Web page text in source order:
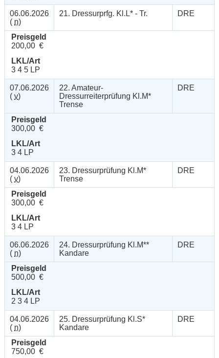
06.06.2026
( n)
21. Dressurprfg. Kl.L* - Tr. DRE
Preisgeld
200,00 €
LKL/Art
3 4 5 LP
07.06.2026
( v)
22. Amateur-
Dressurreiterprüfung Kl.M*
Trense
DRE
Preisgeld
300,00 €
LKL/Art
3 4 LP
04.06.2026
( v)
23. Dressurprüfung Kl.M*
Trense
DRE
Preisgeld
300,00 €
LKL/Art
3 4 LP
06.06.2026
( n)
24. Dressurprüfung Kl.M**
Kandare
DRE
Preisgeld
500,00 €
LKL/Art
2 3 4 LP
04.06.2026
( n)
25. Dressurprüfung Kl.S*
Kandare
DRE
Preisgeld
750,00 €